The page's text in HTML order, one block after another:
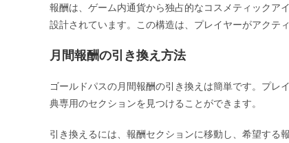
報酬は、ゲーム内通貨から独占的なコスメティックア
設計されています。この構造は、プレイヤーがアクテ
月間報酬の引き換え方法
ゴールドパスの月間報酬の引き換えは簡単です。プ
典専用のセクションを見つけることができます。
引き換えるには、報酬セクションに移動し、希望する